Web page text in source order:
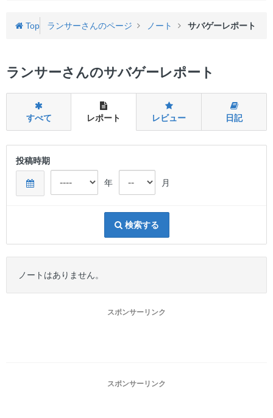
Top ランサーさんのページ ノート サバゲーレポート
ランサーさんのサバゲーレポート
すべて レポート レビュー 日記
投稿時期
年 月
検索する
ノートはありません。
スポンサーリンク
スポンサーリンク